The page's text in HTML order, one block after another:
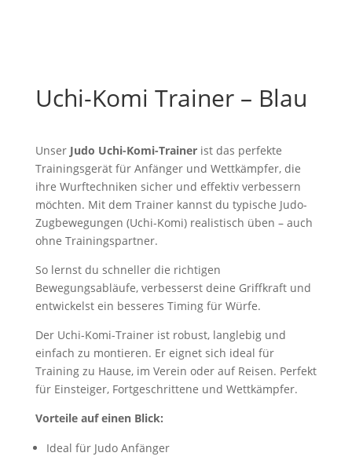
Uchi-Komi Trainer – Blau
Unser Judo Uchi-Komi-Trainerist das perfekte
Trainingsgerät für Anfänger und Wettkämpfer, die
ihre Wurftechniken sicher und effektiv verbessern
möchten. Mit dem Trainer kannst du typische Judo-
Zugbewegungen (Uchi-Komi) realistisch üben – auch
ohne Trainingspartner.
So lernst du schneller die richtigen
Bewegungsabläufe, verbesserst deine Griffkraft und
entwickelst ein besseres Timing für Würfe.
Der Uchi-Komi-Trainer ist robust, langlebig und
einfach zu montieren. Er eignet sich ideal für
Training zu Hause, im Verein oder auf Reisen. Perfekt
für Einsteiger, Fortgeschrittene und Wettkämpfer.
Vorteile auf einen Blick:
Ideal für Judo Anfänger